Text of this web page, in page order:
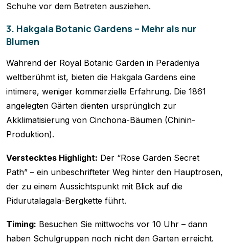
Schuhe vor dem Betreten ausziehen.
3. Hakgala Botanic Gardens – Mehr als nur
Blumen
Während der Royal Botanic Garden in Peradeniya
weltberühmt ist, bieten die Hakgala Gardens eine
intimere, weniger kommerzielle Erfahrung. Die 1861
angelegten Gärten dienten ursprünglich zur
Akklimatisierung von Cinchona-Bäumen (Chinin-
Produktion).
Verstecktes Highlight: Der “Rose Garden Secret
Path” – ein unbeschrifteter Weg hinter den Hauptrosen,
der zu einem Aussichtspunkt mit Blick auf die
Pidurutalagala-Bergkette führt.
Timing: Besuchen Sie mittwochs vor 10 Uhr – dann
haben Schulgruppen noch nicht den Garten erreicht.